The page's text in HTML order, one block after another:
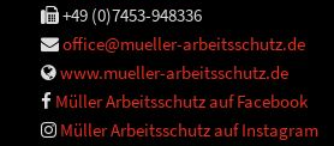
+49 (0)7453-948336
office@mueller-arbeitsschutz.de
www.mueller-arbeitsschutz.de
Müller Arbeitsschutz auf Facebook
Müller Arbeitsschutz auf Instagram